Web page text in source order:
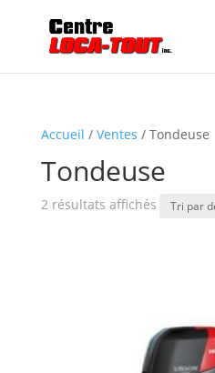
Accueil / Ventes / Tondeuse
Tondeuse
2 résultats affichés